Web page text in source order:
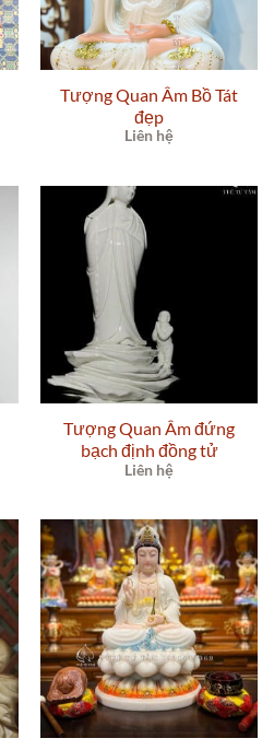
Tượng Quan Âm Bồ Tát
đẹp
Liên hệ
Tượng Quan Âm đứng
bạch định đồng tử
Liên hệ